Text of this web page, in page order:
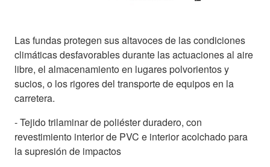
Las fundas protegen sus altavoces de las condiciones
climáticas desfavorables durante las actuaciones al aire
libre, el almacenamiento en lugares polvorientos y
sucios, o los rigores del transporte de equipos en la
carretera.
- Tejido trilaminar de poliéster duradero, con
revestimiento interior de PVC e interior acolchado para
la supresión de impactos